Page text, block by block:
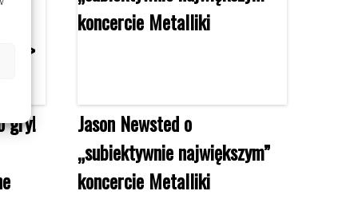
gry!
Jason Newsted o
„subiektywnie największym”
koncercie Metalliki